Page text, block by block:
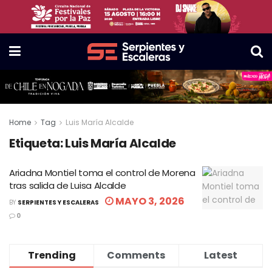
Home Tag Luis María Alcalde
Etiqueta:Luis María Alcalde
Ariadna Montiel toma el control de Morena
tras salida de Luisa Alcalde
BY SERPIENTES Y ESCALERAS MAYO 3, 2026
0
Trending Comments Latest